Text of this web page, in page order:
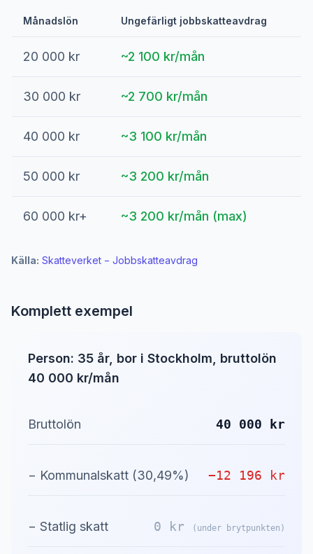
Månadslön Ungefärligt jobbskatteavdrag
20 000 kr ~2 100 kr/mån
30 000 kr ~2 700 kr/mån
40 000 kr ~3 100 kr/mån
50 000 kr ~3 200 kr/mån
60 000 kr+ ~3 200 kr/mån (max)
Källa: Skatteverket − Jobbskatteavdrag
Komplett exempel
Person: 35 år, bor i Stockholm, bruttolön
40 000 kr/mån
Bruttolön 40 000 kr
− Kommunalskatt (30,49%) −12 196 kr
− Statlig skatt 0 kr (under brytpunkten)